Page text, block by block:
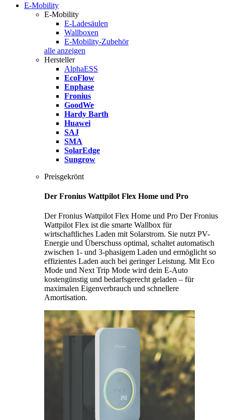
E-Mobility
E-Mobility
E-Ladesäulen
Wallboxen
E-Mobility-Zubehör
alle anzeigen
Hersteller
AlphaESS
EcoFlow
Enphase
Fronius
GoodWe
Hardy Barth
Huawei
SAJ
SMA
SolarEdge
Sungrow
Preisgekrönt
Der Fronius Wattpilot Flex Home und Pro
Der Fronius Wattpilot Flex Home und Pro Der Fronius
Wattpilot Flex ist die smarte Wallbox für
wirtschaftliches Laden mit Solarstrom. Sie nutzt PV-
Energie und Überschuss optimal, schaltet automatisch
zwischen 1- und 3-phasigem Laden und ermöglicht so
effizientes Laden auch bei geringer Leistung. Mit Eco
Mode und Next Trip Mode wird dein E-Auto
kostengünstig und bedarfsgerecht geladen – für
maximalen Eigenverbrauch und schnellere
Amortisation.